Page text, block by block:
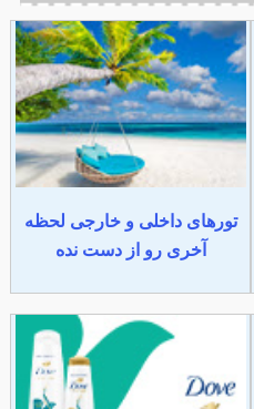
تورهای داخلی و خارجی لحظه
آخری رو از دست نده